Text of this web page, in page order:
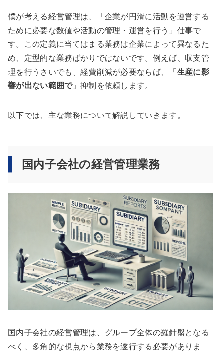
僕が考える経営管理は、「企業が円滑に活動を運営する
ために必要な数値や活動の管理・運営を行う」仕事で
す。この定義に当てはまる業務は企業によって異なるた
め、定型的な業務ばかりではないです。例えば、収支管
理を行うさいでも、経費削減が必要ならば、「 生産に影
響が出ない範囲で」抑制を依頼します。
以下では、主な業務について解説していきます。
国内子会社の経営管理業務
国内子会社の経営管理は、グループ全体の羅針盤となる
べく、多角的な視点から業務を遂行する必要がありま